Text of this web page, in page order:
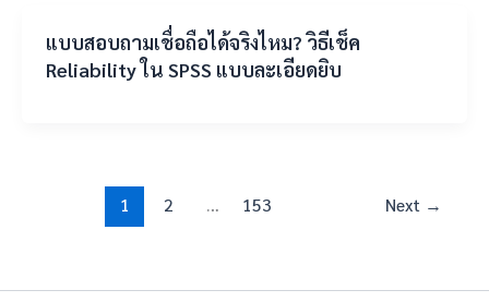
แบบสอบถามเชื่อถือได้จริงไหม? วิธีเช็ค
Reliability ใน SPSS แบบละเอียดยิบ
1 2 … 153 Next →